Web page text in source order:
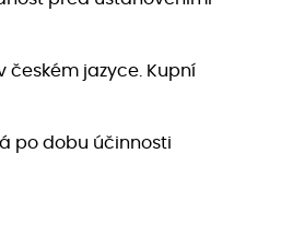
českém jazyce. Kupní
po dobu účinnosti